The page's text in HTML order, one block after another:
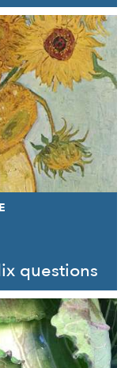
questions